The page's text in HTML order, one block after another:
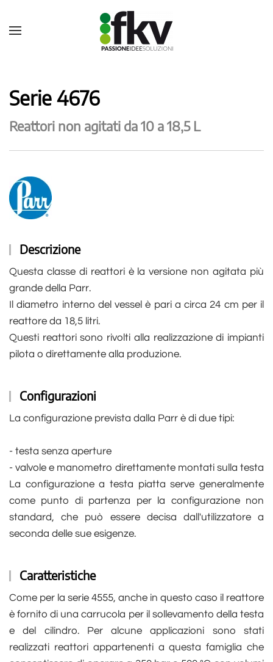
Serie 4676
Reattori non agitati da 10 a 18,5 L
Descrizione
Questa classe di reattori è la versione non agitata più
grande della Parr.
Il diametro interno del vessel è pari a circa 24 cm per il
reattore da 18,5 litri.
Questi reattori sono rivolti alla realizzazione di impianti
pilota o direttamente alla produzione.
Configurazioni
La configurazione prevista dalla Parr è di due tipi:
- testa senza aperture
- valvole e manometro direttamente montati sulla testa
La configurazione a testa piatta serve generalmente
come punto di partenza per la configurazione non
standard, che può essere decisa dall'utilizzatore a
seconda delle sue esigenze.
Caratteristiche
Come per la serie 4555, anche in questo caso il reattore
è fornito di una carrucola per il sollevamento della testa
e del cilindro. Per alcune applicazioni sono stati
realizzati reattori appartenenti a questa famiglia che